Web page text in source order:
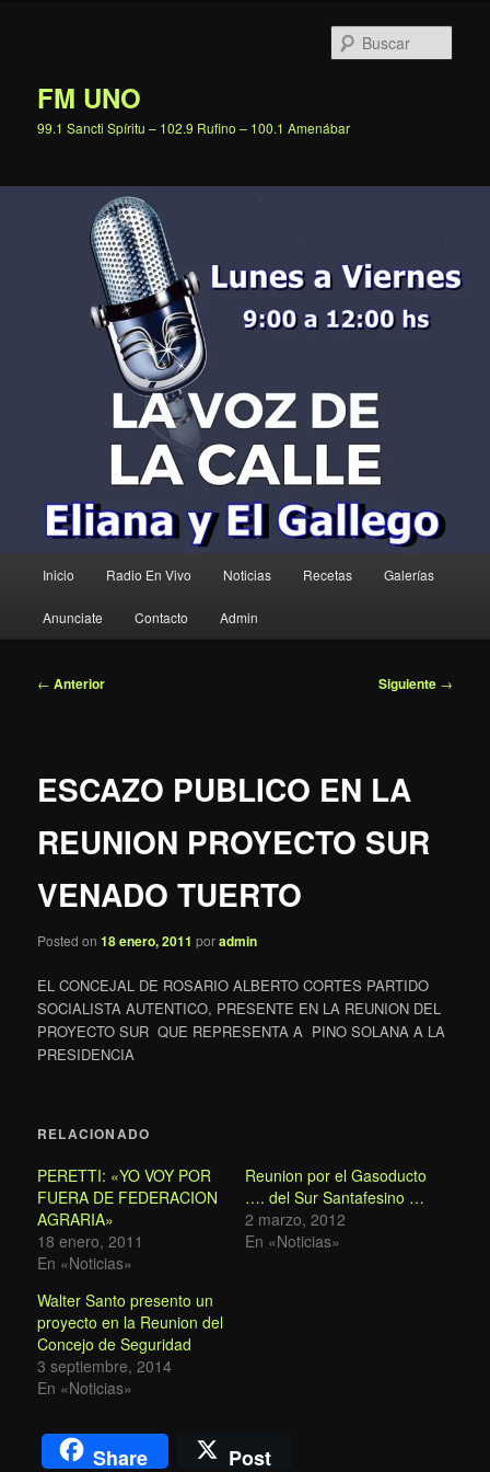
FM UNO
99.1 Sancti Spíritu – 102.9 Rufino – 100.1 Amenábar
principal
Inicio Radio En Vivo Noticias Recetas Galerías
Anunciate Contacto Admin
Navegación
← Anterior Siguiente →
ESCAZO PUBLICO EN LA
REUNION PROYECTO SUR
VENADO TUERTO
Posted on18 enero, 2011 poradmin
EL CONCEJAL DE ROSARIO ALBERTO CORTES PARTIDO
SOCIALISTA AUTENTICO, PRESENTE EN LA REUNION DEL
PROYECTO SUR QUE REPRESENTA A PINO SOLANA A LA
PRESIDENCIA
RELACIONADO
PERETTI: «YO VOY POR
FUERA DE FEDERACION
AGRARIA»
18 enero, 2011
En «Noticias»
Reunion por el Gasoducto
…. del Sur Santafesino …
2 marzo, 2012
En «Noticias»
Walter Santo presento un
proyecto en la Reunion del
Concejo de Seguridad
3 septiembre, 2014
En «Noticias»
Share Post